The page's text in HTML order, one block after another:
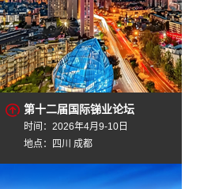
第十二届国际锑业论坛
时间：2026年4月9-10日
地点：四川 成都